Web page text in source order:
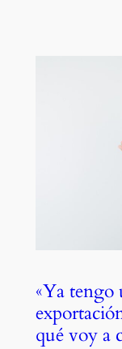
«Ya tengo
qué voy a